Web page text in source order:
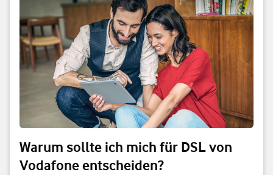
Warum sollte ich mich für DSL von
Vodafone entscheiden?